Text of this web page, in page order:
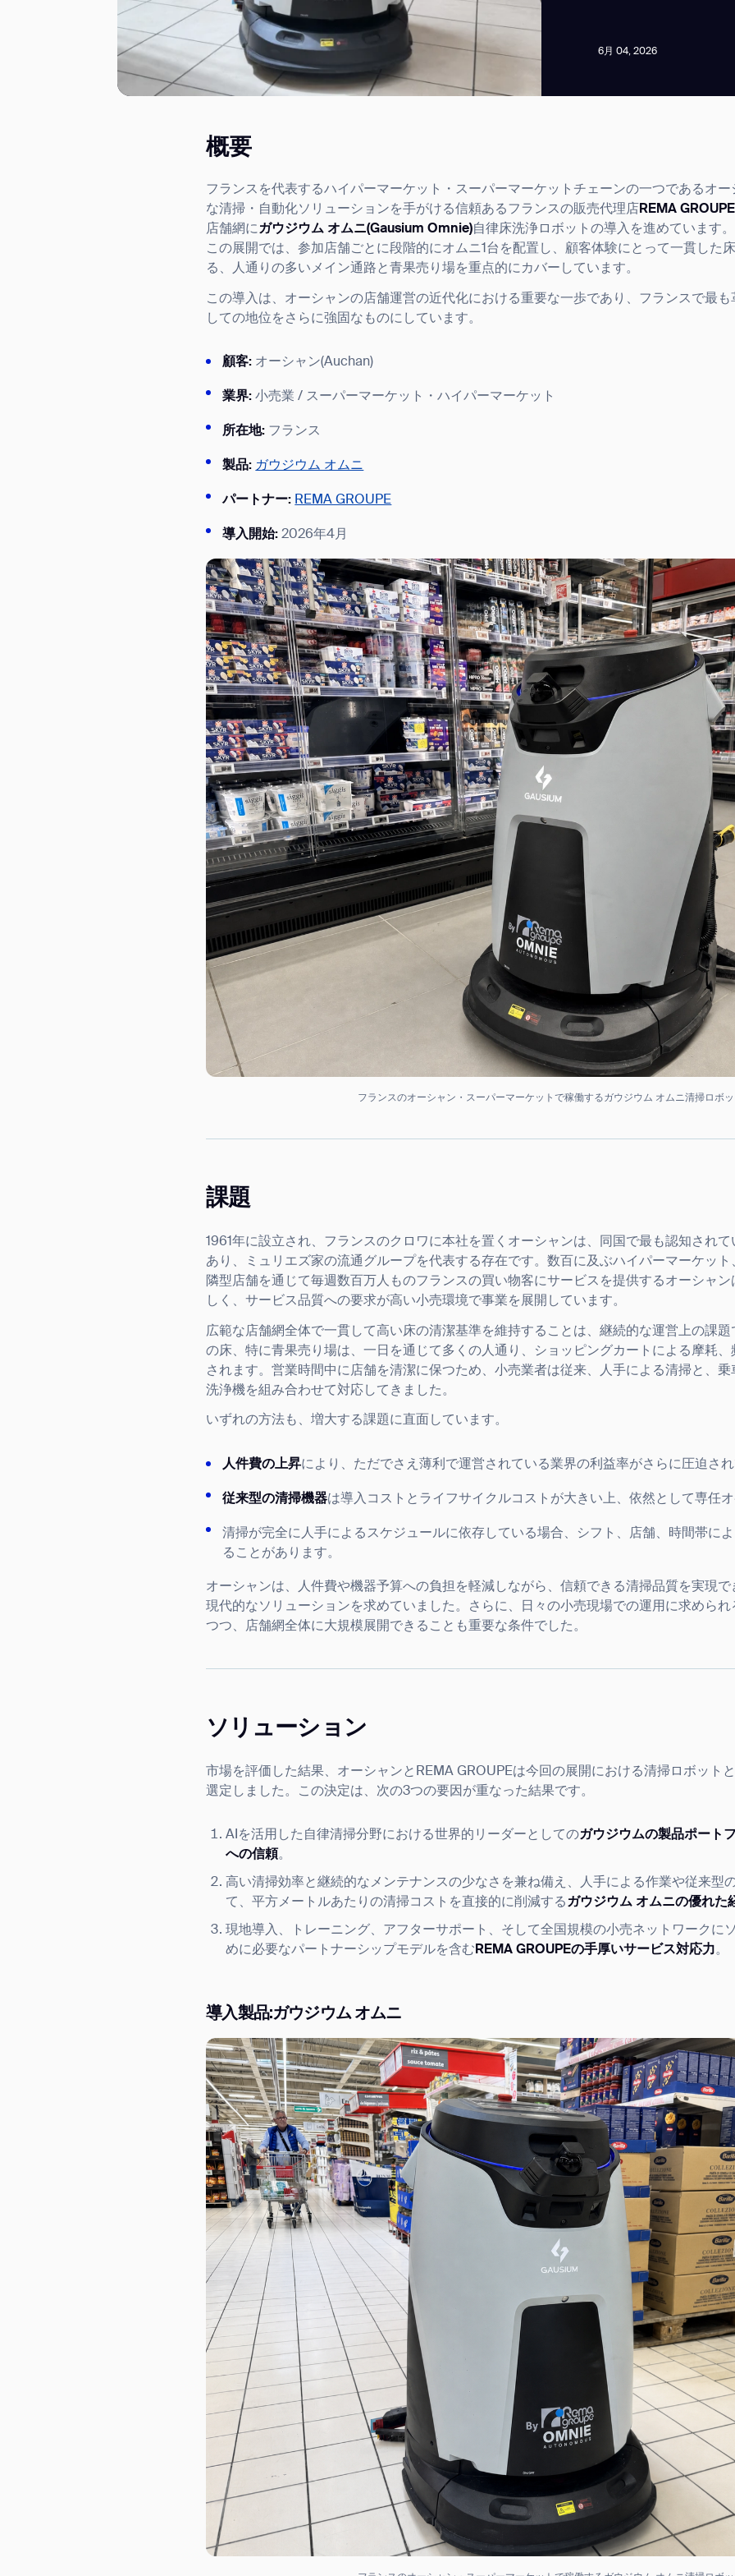
6月 04, 2026
概要
フランスを代表するハイパーマーケット・スーパーマーケットチェーンの一つであるオ
な清掃・自動化ソリューションを手がける信頼あるフランスの販売代理店REMA GROUPE
店舗網にガウジウム オムニ(Gausium Omnie)自律床洗浄ロボットの導入を進めています
この展開では、参加店舗ごとに段階的にオムニ1台を配置し、顧客体験にとって一貫した
る、人通りの多いメイン通路と青果売り場を重点的にカバーしています。
この導入は、オーシャンの店舗運営の近代化における重要な一歩であり、フランスで最
しての地位をさらに強固なものにしています。
顧客: オーシャン(Auchan)
業界:小売業 / スーパーマーケット・ハイパーマーケット
所在地: フランス
製品: ガウジウム オムニ
パートナー: REMA GROUPE
導入開始:2026年4月
フランスのオーシャン・スーパーマーケットで稼働するガウジウム オムニ清掃ロボ
課題
1961年に設立され、フランスのクロワに本社を置くオーシャンは、同国で最も認知され
あり、ミュリエズ家の流通グループを代表する存在です。数百に及ぶハイパーマーケッ
隣型店舗を通じて毎週数百万人ものフランスの買い物客にサービスを提供するオーシャ
しく、サービス品質への要求が高い小売環境で事業を展開しています。
広範な店舗網全体で一貫して高い床の清潔基準を維持することは、継続的な運営上の課
の床、特に青果売り場は、一日を通じて多くの人通り、ショッピングカートによる摩耗
されます。営業時間中に店舗を清潔に保つため、小売業者は従来、人手による清掃と、
洗浄機を組み合わせて対応してきました。
いずれの方法も、増大する課題に直面しています。
人件費の上昇により、ただでさえ薄利で運営されている業界の利益率がさらに圧迫さ
従来型の清掃機器は導入コストとライフサイクルコストが大きい上、依然として専任
清掃が完全に人手によるスケジュールに依存している場合、シフト、店舗、時間帯に
ることがあります。
オーシャンは、人件費や機器予算への負担を軽減しながら、信頼できる清掃品質を実現
現代的なソリューションを求めていました。さらに、日々の小売現場での運用に求めら
つつ、店舗網全体に大規模展開できることも重要な条件でした。
ソリューション
市場を評価した結果、オーシャンとREMA GROUPEは今回の展開における清掃ロボット
選定しました。この決定は、次の3つの要因が重なった結果です。
AIを活用した自律清掃分野における世界的リーダーとしてのガウジウムの製品ポート
への信頼。
高い清掃効率と継続的なメンテナンスの少なさを兼ね備え、人手による作業や従来型
て、平方メートルあたりの清掃コストを直接的に削減するガウジウム オムニの優れた
現地導入、トレーニング、アフターサポート、そして全国規模の小売ネットワークに
めに必要なパートナーシップモデルを含む REMA GROUPEの手厚いサービス対応力 。
導入製品:ガウジウム オムニ
BACK
I agree to receive the latest news from Gausium. I am aware that I can unsubscribe at any time.
By clicking “Submit”, I authorize Gausium to contact me. Privacy Policy.